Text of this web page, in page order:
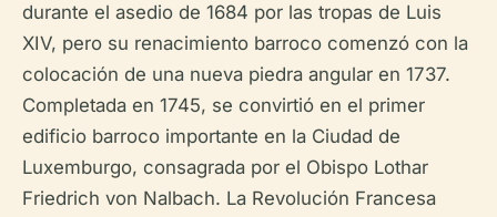
durante el asedio de 1684 por las tropas de Luis
XIV, pero su renacimiento barroco comenzó con la
colocación de una nueva piedra angular en 1737.
Completada en 1745, se convirtió en el primer
edificio barroco importante en la Ciudad de
Luxemburgo, consagrada por el Obispo Lothar
Friedrich von Nalbach. La Revolución Francesa